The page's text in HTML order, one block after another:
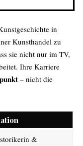
in
Kunsthandel zu
sie nicht nur im TV,
Ihre Karriere
– nicht die
&